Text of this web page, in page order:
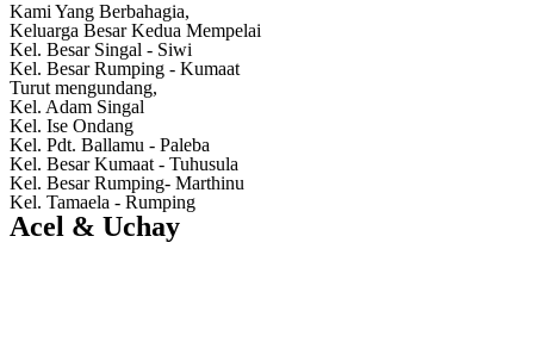
Kami Yang Berbahagia,
Keluarga Besar Kedua Mempelai
Kel. Besar Singal - Siwi
Kel. Besar Rumping - Kumaat
Turut mengundang,
Kel. Adam Singal
Kel. Ise Ondang
Kel. Pdt. Ballamu - Paleba
Kel. Besar Kumaat - Tuhusula
Kel. Besar Rumping- Marthinu
Kel. Tamaela - Rumping
Acel & Uchay